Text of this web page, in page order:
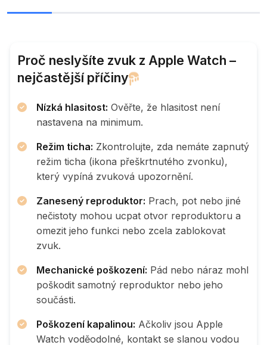
Proč neslyšíte zvuk z Apple Watch –
nejčastější příčiny
Nízká hlasitost: Ověřte, že hlasitost není
nastavena na minimum.
Režim ticha: Zkontrolujte, zda nemáte zapnutý
režim ticha (ikona přeškrtnutého zvonku),
který vypíná zvuková upozornění.
Zanesený reproduktor: Prach, pot nebo jiné
nečistoty mohou ucpat otvor reproduktoru a
omezit jeho funkci nebo zcela zablokovat
zvuk.
Mechanické poškození: Pád nebo náraz mohl
poškodit samotný reproduktor nebo jeho
součásti.
Poškození kapalinou: Ačkoliv jsou Apple
Watch voděodolné, kontakt se slanou vodou